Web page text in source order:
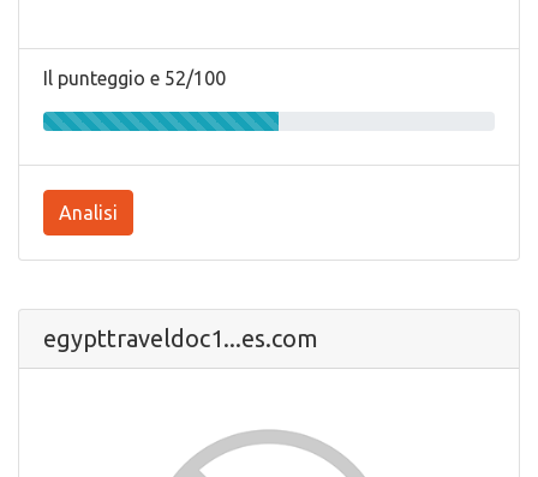
Il punteggio e 52/100
Analisi
egypttraveldoc1...es.com